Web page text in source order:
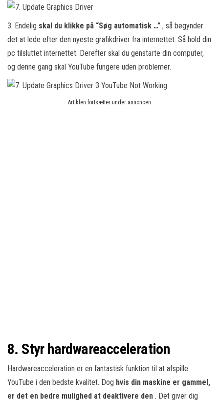
3. Endelig skal du klikke på “Søg automatisk …” , så begynder
det at lede efter den nyeste grafikdriver fra internettet. Så hold din
pc tilsluttet internettet. Derefter skal du genstarte din computer,
og denne gang skal YouTube fungere uden problemer.
Artiklen fortsætter under annoncen
8. Styr hardwareacceleration
Hardwareacceleration er en fantastisk funktion til at afspille
YouTube i den bedste kvalitet. Dog hvis din maskine er gammel,
er det en bedre mulighed at deaktivere den . Det giver dig